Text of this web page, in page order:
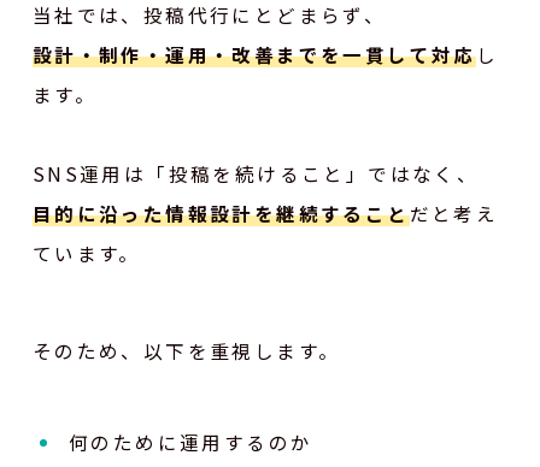
当社では、投稿代行にとどまらず、
設計・制作・運用・改善までを一貫して対応し
ます。
SNS運用は「投稿を続けること」ではなく、
目的に沿った情報設計を継続することだと考え
ています。
そのため、以下を重視します。
何のために運用するのか